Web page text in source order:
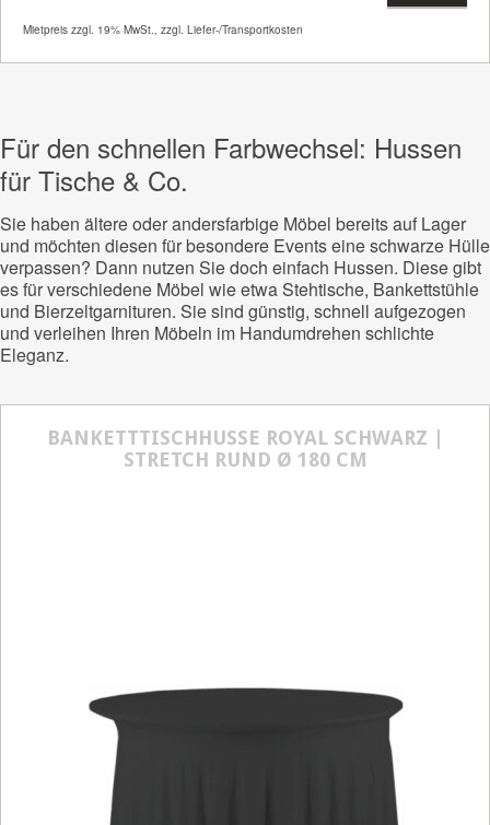
Artikelnummer
70005
Mietpreis zzgl. 19% MwSt., zzgl. Liefer-/Transportkosten
Für den schnellen Farbwechsel: Hussen
für Tische & Co.
Sie haben ältere oder andersfarbige Möbel bereits auf Lager
und möchten diesen für besondere Events eine schwarze Hülle
verpassen? Dann nutzen Sie doch einfach Hussen. Diese gibt
es für verschiedene Möbel wie etwa Stehtische, Bankettstühle
und Bierzeltgarnituren. Sie sind günstig, schnell aufgezogen
und verleihen Ihren Möbeln im Handumdrehen schlichte
Eleganz.
BANKETTTISCHHUSSE ROYAL SCHWARZ |
STRETCH RUND Ø 180 CM